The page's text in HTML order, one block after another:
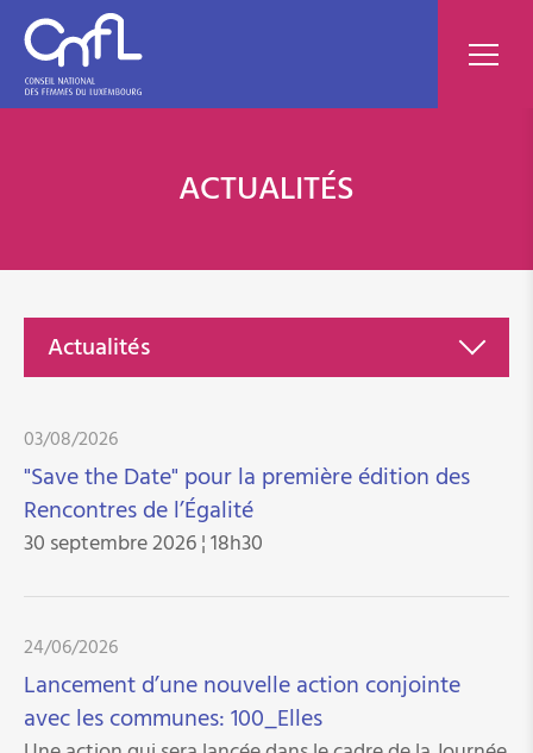
ACTUALITÉS
Actualités
Les femmes pionnières politiques au Luxembourg
Helpline Häuslech Gewalt/Violence
domestique/domestic violence
Global Media Monitoring Project (GMMP)
Avis sur le projet de loi No 8139 portant création
d'un Observatoire/ et d'un Conseil supérieur/ de
l'Egalité entre les genres
03/08/2026
"Save the Date" pour la première édition des
Rencontres de l’Égalité
30 septembre 2026 ¦ 18h30
24/06/2026
Lancement d’une nouvelle action conjointe
avec les communes: 100_Elles